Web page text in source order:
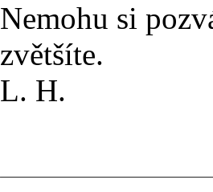
Nemohu si
zvětšíte.
L. H.